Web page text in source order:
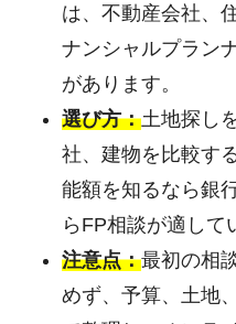
は、不動産会社、
ナンシャルプラン
があります。
選び方：土地探し
社、建物を比較す
能額を知るなら銀
らFP相談が適して
注意点：最初の相
めず、予算、土地